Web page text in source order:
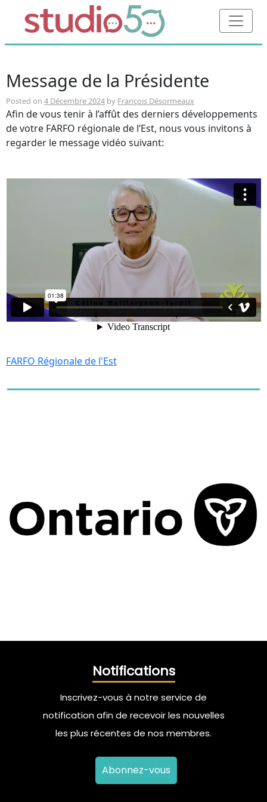
Message de la Présidente
Posted on 4 Décembre 2024 by François Désormeaux
Afin de vous tenir à l’affût des derniers développements
de votre FARFO régionale de l’Est, nous vous invitons à
regarder le message vidéo suivant:
FARFO Régionale de l'Est
Notifications
Inscrivez-vous à notre service de
notification afin de recevoir les nouvelles
les plus récentes de nos membres.
Abonnez-vous